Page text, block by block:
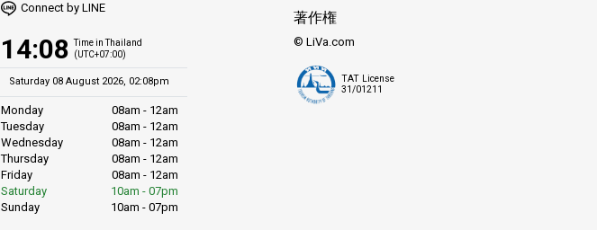
Connect by LINE
14:08 Time in Thailand
(UTC+07:00)
Saturday 08 August 2026, 02:08pm
Monday
08am - 12am
Tuesday
08am - 12am
Wednesday
08am - 12am
Thursday
08am - 12am
Friday
08am - 12am
Saturday
10am - 07pm
Sunday
10am - 07pm
著作権
© LiVa.com
TAT License
31/01211